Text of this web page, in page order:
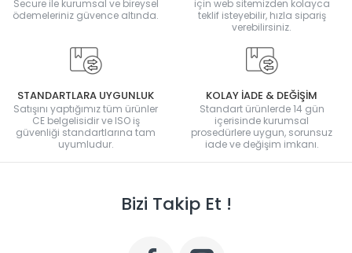
Secure ile kurumsal ve bireysel
ödemeleriniz güvence altında.
için web sitemizden kolayca
teklif isteyebilir, hızla sipariş
verebilirsiniz.
STANDARTLARA UYGUNLUK
Satışını yaptığımız tüm ürünler
CE belgelisidir ve ISO iş
güvenliği standartlarına tam
uyumludur.
KOLAY İADE & DEĞİŞİM
Standart ürünlerde 14 gün
içerisinde kurumsal
prosedürlere uygun, sorunsuz
iade ve değişim imkanı.
Bizi Takip Et !